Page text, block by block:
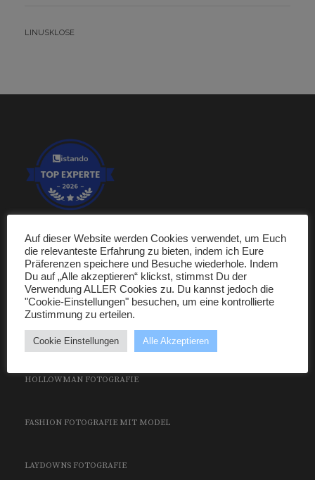
BY
LINUSKLOSE
PORTFOLIO
ÜBER UNS
MODE UND FASHION FOTOGRAFIE
HOLLOWMAN FOTOGRAFIE
FASHION FOTOGRAFIE MIT MODEL
LAYDOWNS FOTOGRAFIE
Auf dieser Website werden Cookies verwendet, um Euch
die relevanteste Erfahrung zu bieten, indem ich Eure
Präferenzen speichere und Besuche wiederhole. Indem
Du auf „Alle akzeptieren“ klickst, stimmst Du der
Verwendung ALLER Cookies zu. Du kannst jedoch die
"Cookie-Einstellungen" besuchen, um eine kontrollierte
Zustimmung zu erteilen.
Cookie Einstellungen Alle Akzeptieren